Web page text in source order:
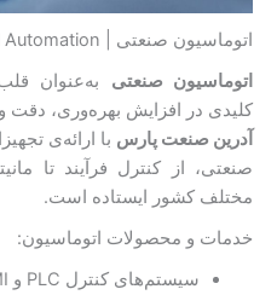
اتوماسیون صنعتی | Industrial Automation
اتوماسیون صنعتی به‌عنوان
کلیدی در افزایش بهره‌وری، دقت و
آدرین صنعت پارس با ارائه‌ی
صنعتی، از کنترل فرآیند تا
مختلف کشور ایستاده است.
خدمات و محصولات اتوماسیون:
سیستم‌های کنترل PLC و HMI